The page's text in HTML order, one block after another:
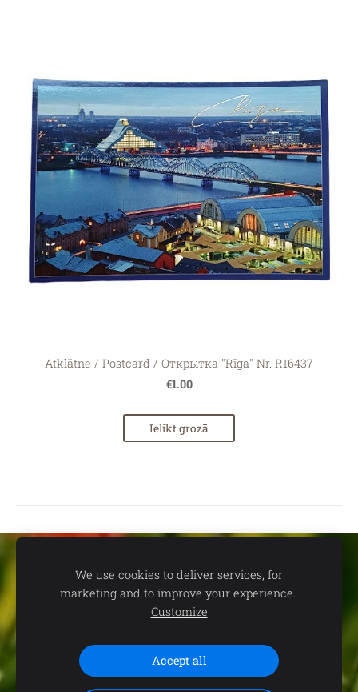
Atklātne / Postcard / Открытка "Rīga" Nr. R16437
€1.00
Ielikt grozā
dāvanu un suvenīru veikals TEV:
15.00 | Svētdienās un svētku dienās - SLĒGTS 📞Saziņai:
29102646 (+WhatsApp)
We use cookies to deliver services, for
marketing and to improve your experience.
Customize
Accept all